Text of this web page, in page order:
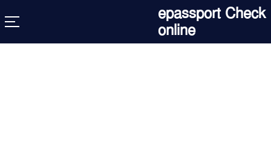
to
content
epassport Check
online